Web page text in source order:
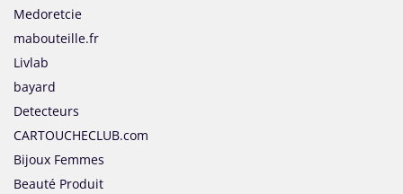
Medoretcie
mabouteille.fr
Livlab
bayard
Detecteurs
CARTOUCHECLUB.com
Bijoux Femmes
Beauté Produit